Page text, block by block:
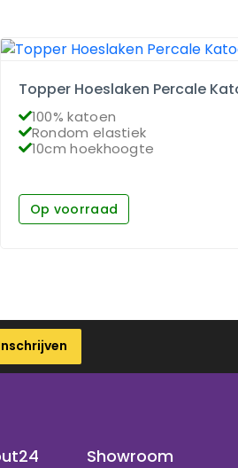
Topper Hoeslaken Percale
100% katoen
Rondom elastiek
10cm hoekhoogte
Op voorraad
Showroom